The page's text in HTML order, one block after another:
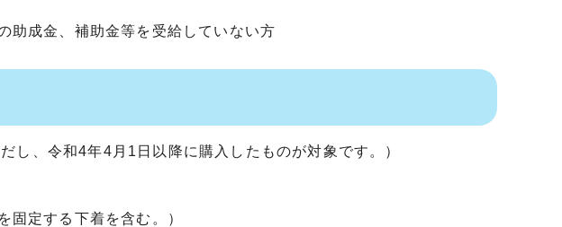
助成金、補助金等を受給していない方
し、令和4年4月1日以降に購入したものが対象です。）
固定する下着を含む。）